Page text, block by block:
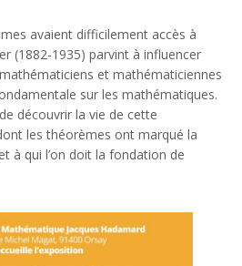
avaient difficilement accès à
(1882-1935) parvint à influencer
et mathématiciennes
sur les mathématiques.
découvrir la vie de cette
les théorèmes ont marqué la
à qui l’on doit la fondation de